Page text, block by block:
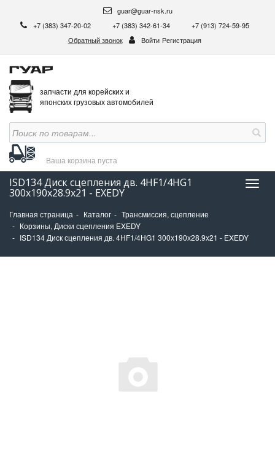
guar@guar-nsk.ru
+7 (383) 347-20-02
+7 (383) 342-61-34
+7 (913) 724-59-95
Обратный звонок
Войти Регистрация
запчасти для корейских и
японских грузовых автомобилей
Ваша корзина пуста
ISD134 Диск сцепления дв. 4HF1/4HG1
300х190х28.9х21 - EXEDY
Главная страница Каталог
Трансмиссия, сцепление
Корзины, Диски сцепления EXEDY
ISD134 Диск сцепления дв. 4HF1/4HG1 300х190х28.9х21 - EXEDY